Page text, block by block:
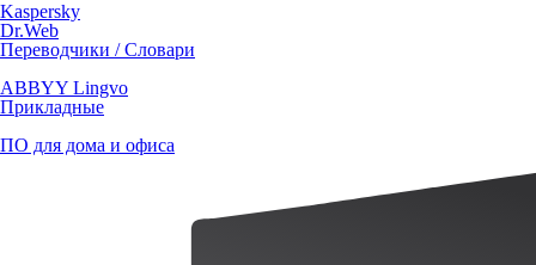
Kaspersky
Dr.Web
Переводчики / Словари
ABBYY Lingvo
Прикладные
ПО для дома и офиса